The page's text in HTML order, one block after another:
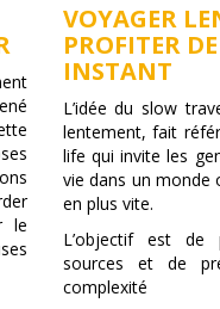
le
VOYAGER
PROFITER
INSTANT
L’idée du slow
lentement, fait
life qui invite les
vie dans un
en plus vite.
L’objectif est de
sources et de
complexité